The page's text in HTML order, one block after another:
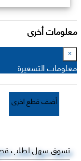
معلومات أخرى
×
معلومات التسعيرة
أضف قطع اخرى
تسوق سهل لطلب قطع